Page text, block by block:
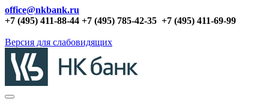
office@nkbank.ru
+7 (495) 411-88-44 +7 (495) 785-42-35 +7 (495) 411-69-99
Версия для слабовидящих